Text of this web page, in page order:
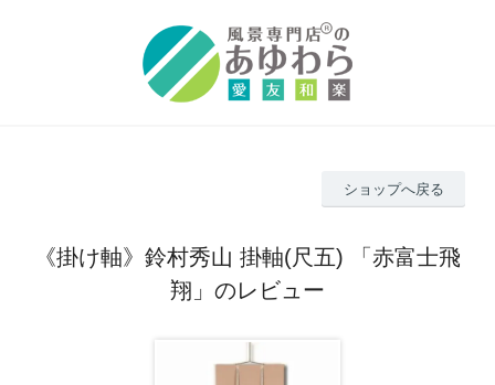
ショップへ戻る
《掛け軸》鈴村秀山 掛軸(尺五) 「赤富士飛
翔」のレビュー